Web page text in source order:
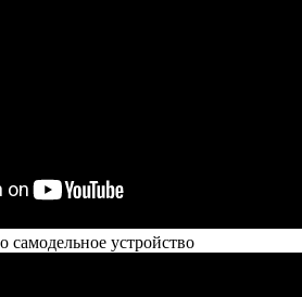
самодельное устройство